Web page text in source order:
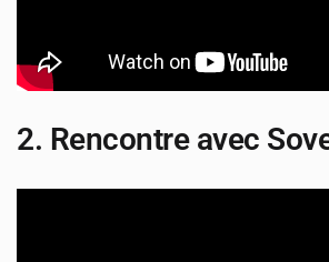
2. Rencontre avec